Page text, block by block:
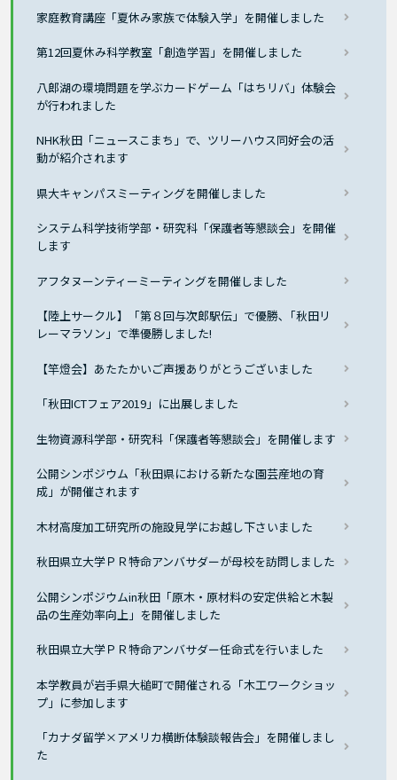
家庭教育講座「夏休み家族で体験入学」を開催しました
第12回夏休み科学教室「創造学習」を開催しました
八郎湖の環境問題を学ぶカードゲーム「はちリバ」体験会
が行われました
NHK秋田「ニュースこまち」で、ツリーハウス同好会の活
動が紹介されます
県大キャンパスミーティングを開催しました
システム科学技術学部・研究科「保護者等懇談会」を開催
します
アフタヌーンティーミーティングを開催しました
【陸上サークル】「第８回与次郎駅伝」で優勝､「秋田リ
レーマラソン」で準優勝しました!
【竿燈会】あたたかいご声援ありがとうございました
「秋田ICTフェア2019」に出展しました
生物資源科学部・研究科「保護者等懇談会」を開催します
公開シンポジウム「秋田県における新たな園芸産地の育
成」が開催されます
木材高度加工研究所の施設見学にお越し下さいました
秋田県立大学ＰＲ特命アンバサダーが母校を訪問しました
公開シンポジウムin秋田「原木・原材料の安定供給と木製
品の生産効率向上」を開催しました
秋田県立大学ＰＲ特命アンバサダー任命式を行いました
本学教員が岩手県大槌町で開催される「木工ワークショッ
プ」に参加します
「カナダ留学×アメリカ横断体験談報告会」を開催しまし
た